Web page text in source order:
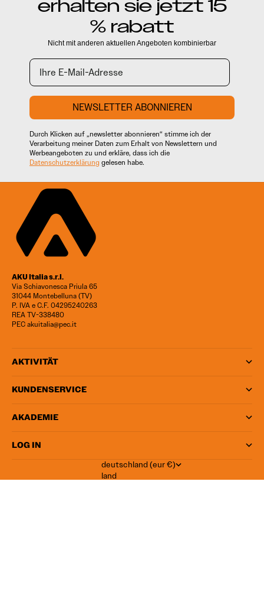
erhalten sie jetzt 15
% rabatt
Nicht mit anderen aktuellen Angeboten kombinierbar
Email
NEWSLETTER ABONNIEREN
Durch Klicken auf „newsletter abonnieren“ stimme ich der
Verarbeitung meiner Daten zum Erhalt von Newslettern und
Werbeangeboten zu und erkläre, dass ich die
Datenschutzerklärung gelesen habe.
AKU Italia s.r.l.
Via Schiavonesca Priula 65
31044 Montebelluna (TV)
P. IVA e C.F. 04295240263
REA TV-338480
PEC akuitalia@pec.it
AKTIVITÄT
KUNDENSERVICE
AKADEMIE
LOG IN
deutschland (eur €)
land